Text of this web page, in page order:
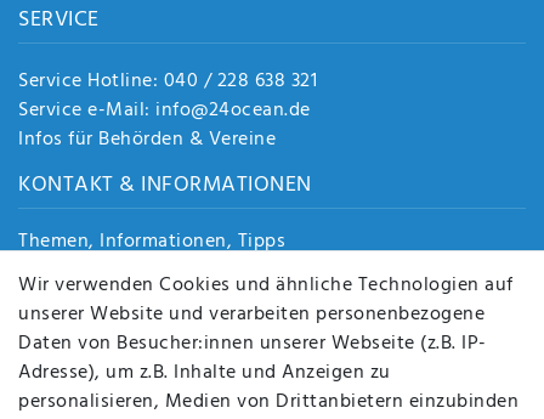
SERVICE
Service Hotline: 040 / 228 638 321
Service e-Mail: info@24ocean.de
Infos für Behörden & Vereine
KONTAKT & INFORMATIONEN
Themen, Informationen, Tipps
Jobs
Über uns
Kontakt
Datenschutz
AGB
FAQ
Wir verwenden Cookies und ähnliche Technologien auf
unserer Website und verarbeiten personenbezogene
Daten von Besucher:innen unserer Webseite (z.B. IP-
Adresse), um z.B. Inhalte und Anzeigen zu
personalisieren, Medien von Drittanbietern einzubinden